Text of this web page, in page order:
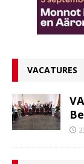
VACATURES